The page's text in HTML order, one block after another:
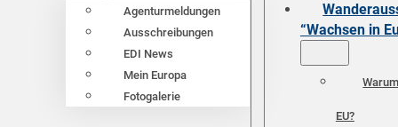
Agenturmeldungen
Ausschreibungen
EDI News
Mein Europa
Fotogalerie
“Wachsen in
EU?